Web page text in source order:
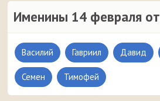
Именины 14 февраля
Василий Гавриил Давид
Семен Тимофей